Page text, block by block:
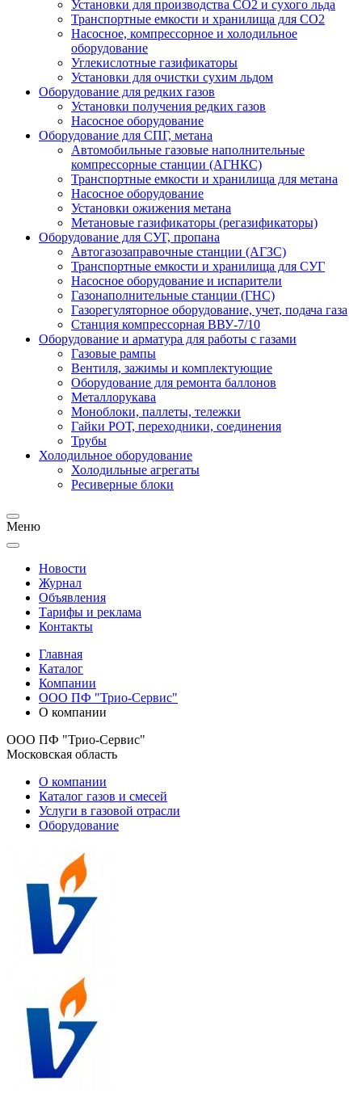
Установки для производства СО2 и сухого льда
Транспортные емкости и хранилища для CO2
Насосное, компрессорное и холодильное
оборудование
Углекислотные газификаторы
Установки для очистки сухим льдом
Оборудование для редких газов
Установки получения редких газов
Насосное оборудование
Оборудование для СПГ, метана
Автомобильные газовые наполнительные
компрессорные станции (АГНКС)
Транспортные емкости и хранилища для метана
Насосное оборудование
Установки ожижения метана
Метановые газификаторы (регазификаторы)
Оборудование для СУГ, пропана
Автогазозаправочные станции (АГЗС)
Транспортные емкости и хранилища для СУГ
Насосное оборудование и испарители
Газонаполнительные станции (ГНС)
Газорегуляторное оборудование, учет, подача газа
Станция компрессорная ВВУ-7/10
Оборудование и арматура для работы с газами
Газовые рампы
Вентиля, зажимы и комплектующие
Оборудование для ремонта баллонов
Металлорукава
Моноблоки, паллеты, тележки
Гайки РОТ, переходники, соединения
Трубы
Холодильное оборудование
Холодильные агрегаты
Ресиверные блоки
Меню
Новости
Журнал
Объявления
Тарифы и реклама
Контакты
Главная
Каталог
Компании
OOO ПФ "Трио-Сервис"
О компании
OOO ПФ "Трио-Сервис"
Московская область
О компании
Каталог газов и смесей
Услуги в газовой отрасли
Оборудование